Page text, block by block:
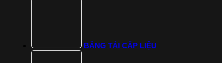
BĂNG TẢI CẤP LIỆU